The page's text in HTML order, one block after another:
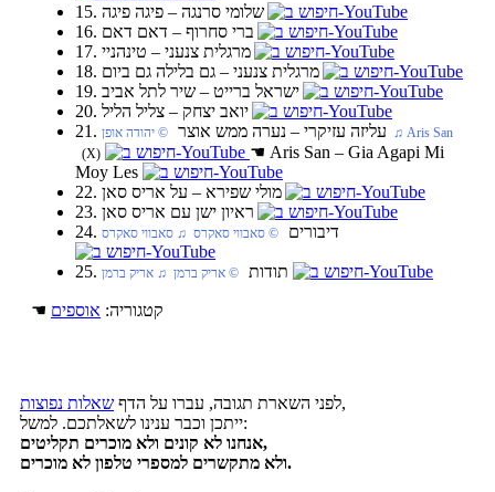
15. שלומי סרנגה‏ – פיגה פיגה
16. ברי סחרוף‏ – דאם דאם
17. מרגלית צנעני‏ – טינהניי
18. מרגלית צנעני‏ – גם בלילה גם ביום
19. ישראל ברייט‏ – שיר לתל אביב
20. יואב יצחק‏ – צליל הליל
21. עליזה עזיקרי‏ – נערה ממש אוצר ‏ © יהודה אופן‏ ♫ Aris San
(X)
☚ Aris San – Gia Agapi Mi
Moy Les
22. מולי שפירא‏ – על אריס סאן
23. ראיון ישן עם אריס סאן
24. דיבורים ‏ © סאבווי סאקרס‏ ♫ סאבווי סאקרס
25. תודות ‏ © אריק ברמן‏ ♫ אריק ברמן
☚ קטגוריה: אוספים
לפני השארת תגובה, עברו על הדף שאלות נפוצות
,
ייתכן וכבר ענינו לשאלתכם. למשל:
אנחנו לא קונים ולא מוכרים תקליטים,
ולא מתקשרים למספרי טלפון לא מוכרים.